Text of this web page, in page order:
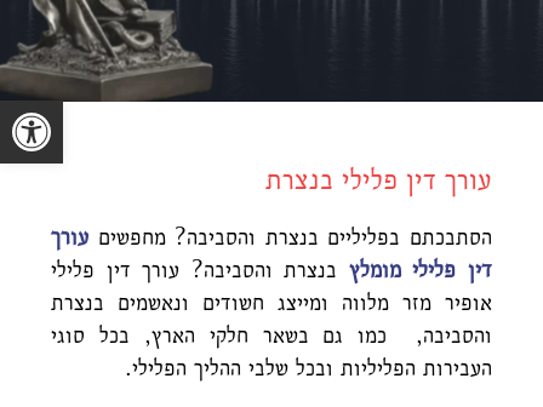
עורך דין פלילי בנצרת
הסתבכתם בפליליים בנצרת והסביבה? מחפשים עורך
דין פלילי מומלץ בנצרת והסביבה? עורך דין פלילי
אופיר מזר מלווה ומייצג חשודים ונאשמים בנצרת
והסביבה, כמו גם בשאר חלקי הארץ, בכל סוגי
העבירות הפליליות ובכל שלבי ההליך הפלילי.
פתח סרגל נגישות